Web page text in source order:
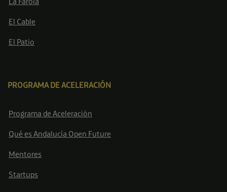
El Cable
El Patio
PROGRAMA DE ACELERACIÓN
Programa de Aceleración
Qué es Andalucía Open Future
Mentores
Startups